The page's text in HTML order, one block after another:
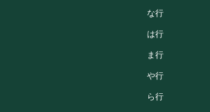
な行
は行
ま行
や行
ら行